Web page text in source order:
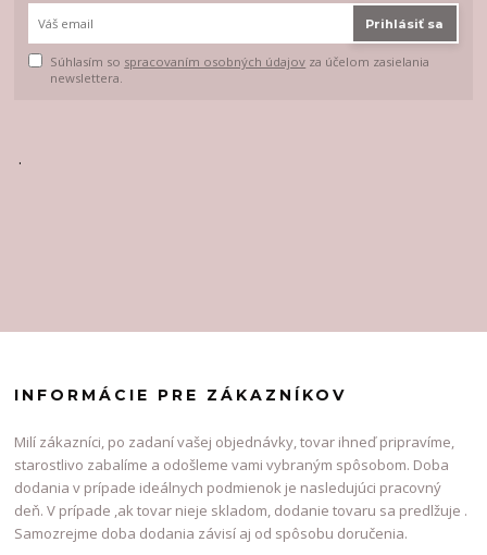
Prihlásiť sa
Súhlasím so spracovaním osobných údajov za účelom zasielania
newslettera.
.
INFORMÁCIE PRE ZÁKAZNÍKOV
Milí zákazníci, po zadaní vašej objednávky, tovar ihneď pripravíme,
starostlivo zabalíme a odošleme vami vybraným spôsobom. Doba
dodania v prípade ideálnych podmienok je nasledujúci pracovný
deň. V prípade ,ak tovar nieje skladom, dodanie tovaru sa predlžuje .
Samozrejme doba dodania závisí aj od spôsobu doručenia.